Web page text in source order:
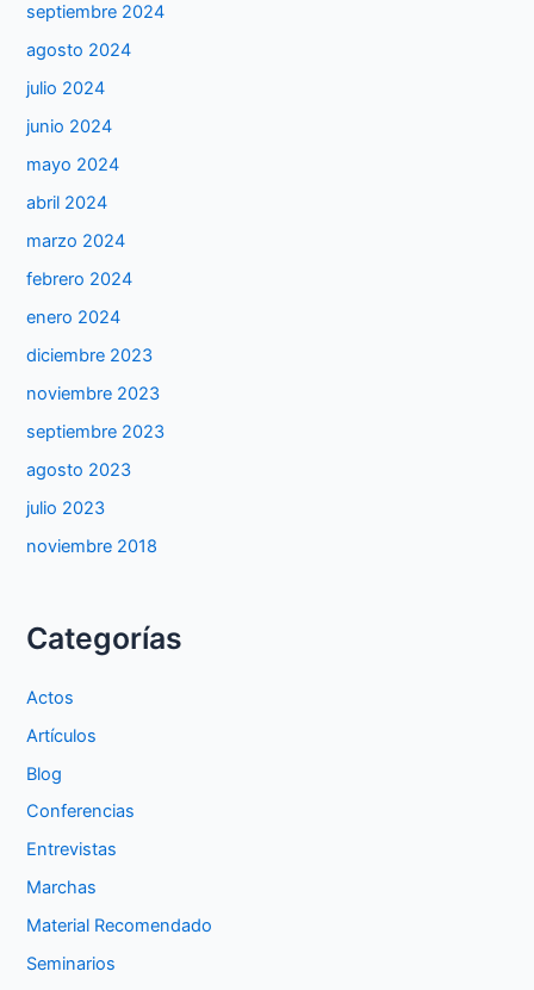
septiembre 2024
agosto 2024
julio 2024
junio 2024
mayo 2024
abril 2024
marzo 2024
febrero 2024
enero 2024
diciembre 2023
noviembre 2023
septiembre 2023
agosto 2023
julio 2023
noviembre 2018
Categorías
Actos
Artículos
Blog
Conferencias
Entrevistas
Marchas
Material Recomendado
Seminarios